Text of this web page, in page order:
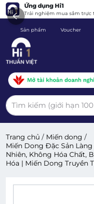
Ứng dụng Hi1
Trải nghiệm mua sắm trực
Sản phẩm Voucher
Trang chủ / Miến dong /
Miến Dong Đặc Sản
Nhiên, Không Hóa Chất,
Hóa | Miến Dong Truyền